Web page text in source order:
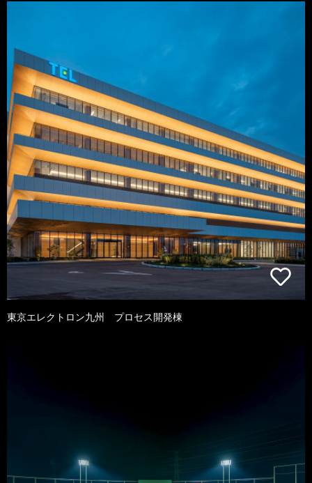
東京エレクトロン九州 プロセス開発棟